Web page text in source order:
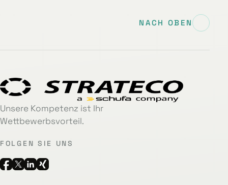
NACH OBEN
Unsere Kompetenz ist Ihr
Wettbewerbsvorteil.
FOLGEN SIE UNS